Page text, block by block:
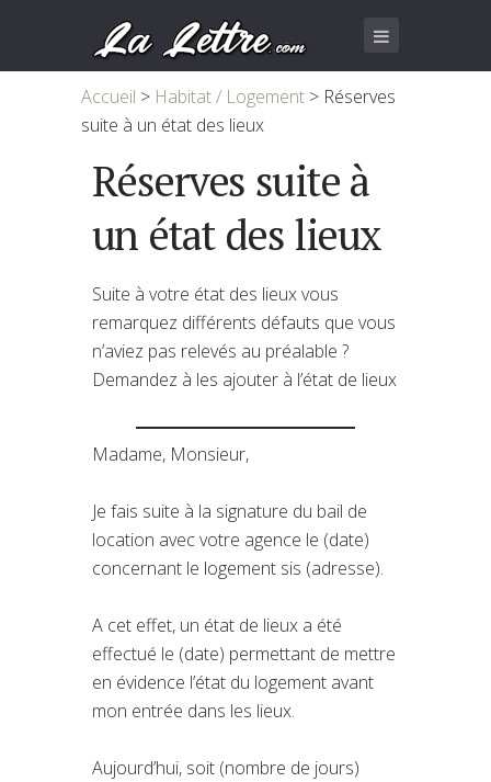
Accueil > Habitat / Logement > Réserves
suite à un état des lieux
Réserves suite à
un état des lieux
Suite à votre état des lieux vous
remarquez différents défauts que vous
n’aviez pas relevés au préalable ?
Demandez à les ajouter à l’état de lieux
Madame, Monsieur,
Je fais suite à la signature du bail de
location avec votre agence le (date)
concernant le logement sis (adresse).
A cet effet, un état de lieux a été
effectué le (date) permettant de mettre
en évidence l’état du logement avant
mon entrée dans les lieux.
Aujourd’hui, soit (nombre de jours)